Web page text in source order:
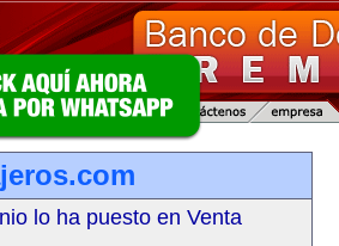
lo ha puesto en Venta